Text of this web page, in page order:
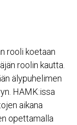
rooli koetaan
roolin kautta.
älypuhelimen
HAMK:issa
aikana
opettamalla